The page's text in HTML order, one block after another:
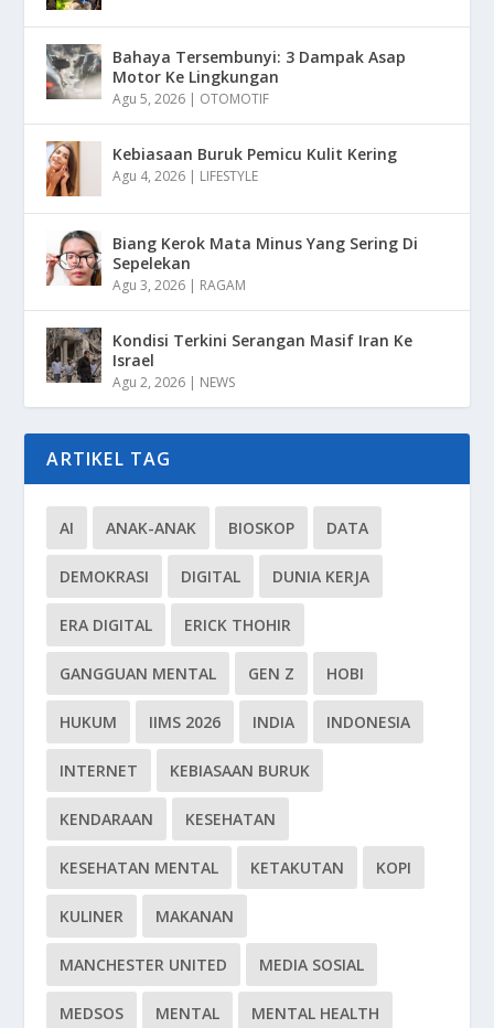
Bahaya Tersembunyi: 3 Dampak Asap
Motor Ke Lingkungan
Agu 5, 2026 | OTOMOTIF
Kebiasaan Buruk Pemicu Kulit Kering
Agu 4, 2026 | LIFESTYLE
Biang Kerok Mata Minus Yang Sering Di
Sepelekan
Agu 3, 2026 | RAGAM
Kondisi Terkini Serangan Masif Iran Ke
Israel
Agu 2, 2026 | NEWS
ARTIKEL TAG
AI ANAK-ANAK BIOSKOP DATA
DEMOKRASI DIGITAL DUNIA KERJA
ERA DIGITAL ERICK THOHIR
GANGGUAN MENTAL GEN Z HOBI
HUKUM IIMS 2026 INDIA INDONESIA
INTERNET KEBIASAAN BURUK
KENDARAAN KESEHATAN
KESEHATAN MENTAL KETAKUTAN KOPI
KULINER MAKANAN
MANCHESTER UNITED MEDIA SOSIAL
MEDSOS MENTAL MENTAL HEALTH